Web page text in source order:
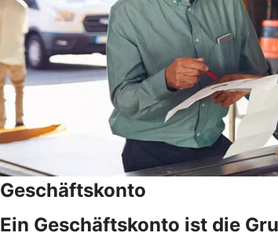
Geschäftskonto
Ein Geschäftskonto ist die